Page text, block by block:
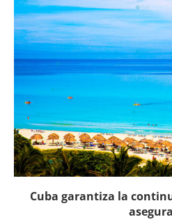
Cuba garantiza la